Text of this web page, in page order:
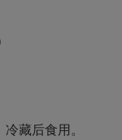
藏后食用。